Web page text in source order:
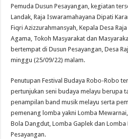
Pemuda Dusun Pesayangan, kegiatan
Landak, Raja Iswaramahayana Dipati
Fiqri Azizzurahmansyah, Kepala Desa
Agama, Tokoh Masyarakat dan
bertempat di Dusun Pesayangan, Desa
minggu (25/09/22) malam.
Penutupan Festival Budaya Robo-Robo
pertunjukan seni budaya melayu berupa
penampilan band musik melayu serta
pemenang lomba yakni Lomba
Bola Dangdut, Lomba Gaplek dan Lomba
Pesayangan.